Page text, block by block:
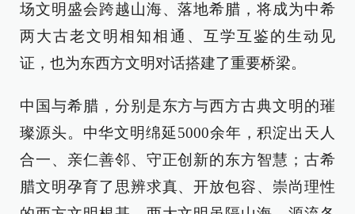
场文明盛会跨越山海、落地希腊，将成为中希
两大古老文明相知相通、互学互鉴的生动见
证，也为东西方文明对话搭建了重要桥梁。
中国与希腊，分别是东方与西方古典文明的璀
璨源头。中华文明绵延5000余年，积淀出天人
合一、亲仁善邻、守正创新的东方智慧；古希
腊文明孕育了思辨求真、开放包容、崇尚理性